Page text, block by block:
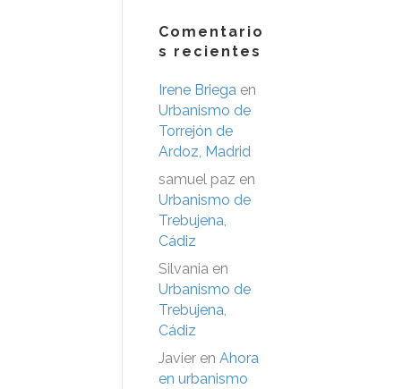
Comentario
s recientes
Irene Briega en
Urbanismo de
Torrejón de
Ardoz, Madrid
samuel paz en
Urbanismo de
Trebujena,
Cádiz
Silvania en
Urbanismo de
Trebujena,
Cádiz
Javier en Ahora
en urbanismo